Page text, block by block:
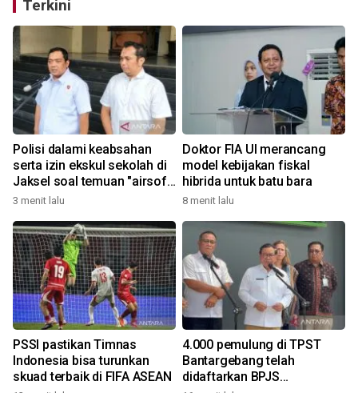
Terkini
Polisi dalami keabsahan
serta izin ekskul sekolah di
Jaksel soal temuan "airsoft
gun"
3 menit lalu
Doktor FIA UI merancang
model kebijakan fiskal
hibrida untuk batu bara
8 menit lalu
PSSI pastikan Timnas
Indonesia bisa turunkan
skuad terbaik di FIFA ASEAN
4.000 pemulung di TPST
Bantargebang telah
didaftarkan BPJS